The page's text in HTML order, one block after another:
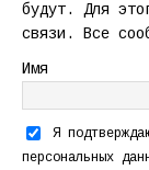
будут. Для
связи. Все
Имя
Я
персональных